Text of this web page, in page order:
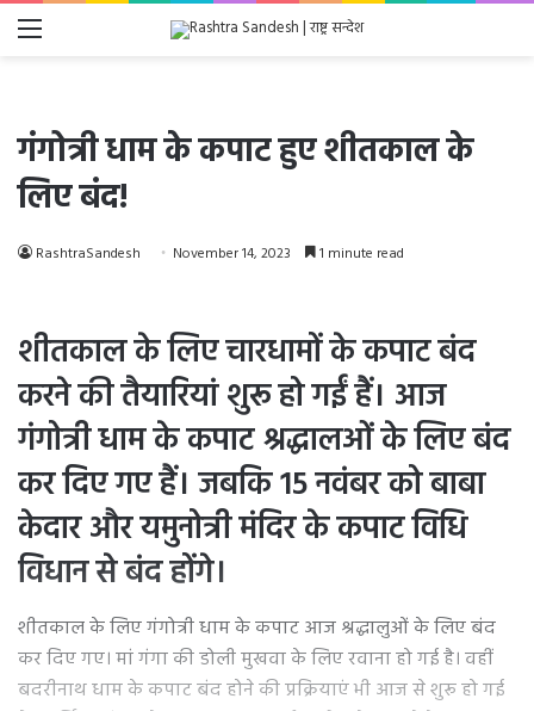
Menu
गंगोत्री धाम के कपाट हुए शीतकाल के
लिए बंद!
RashtraSandesh November 14, 2023 1 minute read
शीतकाल के लिए चारधामों के कपाट बंद
करने की तैयारियां शुरू हो गईं हैं। आज
गंगोत्री धाम के कपाट श्रद्धालओं के लिए बंद
कर दिए गए हैं। जबकि 15 नवंबर को बाबा
केदार और यमुनोत्री मंदिर के कपाट विधि
विधान से बंद होंगे।
शीतकाल के लिए गंगोत्री धाम के कपाट आज श्रद्धालुओं के लिए बंद
कर दिए गए। मां गंगा की डोली मुखवा के लिए रवाना हो गई है। वहीं
बदरीनाथ धाम के कपाट बंद होने की प्रक्रियाएं भी आज से शुरू हो गई